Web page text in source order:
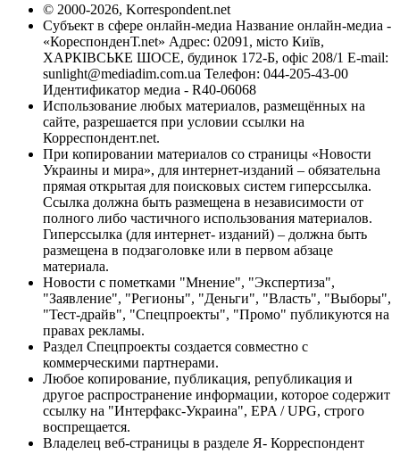
© 2000-2026, Korrespondent.net
Субъект в сфере онлайн-медиа Название онлайн-медиа -
«КореспонденТ.net» Адрес: 02091, місто Київ,
ХАРКІВСЬКЕ ШОСЕ, будинок 172-Б, офіс 208/1 E-mail:
sunlight@mediadim.com.ua Телефон: 044-205-43-00
Идентификатор медиа - R40-06068
Использование любых материалов, размещённых на
сайте, разрешается при условии ссылки на
Корреспондент.net.
При копировании материалов со страницы «Новости
Украины и мира», для интернет-изданий – обязательна
прямая открытая для поисковых систем гиперссылка.
Ссылка должна быть размещена в независимости от
полного либо частичного использования материалов.
Гиперссылка (для интернет- изданий) – должна быть
размещена в подзаголовке или в первом абзаце
материала.
Новости с пометками "Мнение", "Экспертиза",
"Заявление", "Регионы", "Деньги", "Власть", "Выборы",
"Тест-драйв", "Спецпроекты", "Промо" публикуются на
правах рекламы.
Раздел Спецпроекты создается совместно с
коммерческими партнерами.
Любое копирование, публикация, републикация и
другое распространение информации, которое содержит
ссылку на "Интерфакс-Украина", EPA / UPG, строго
воспрещается.
Владелец веб-страницы в разделе Я- Корреспондент